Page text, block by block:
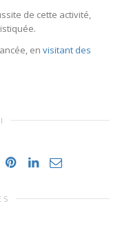
de cette activité,
en visitant des